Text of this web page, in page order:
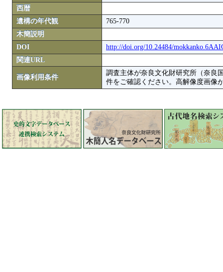
西暦
遺構の年代観
765-770
木簡説明
DOI
http://doi.org/10.24484/
関連URL
画像利用条件
調査主体が奈良文化財研究所（奈良
件をご確認ください。高解像度画像